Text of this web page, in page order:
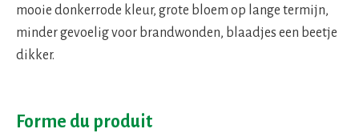
mooie donkerrode kleur, grote bloem op lange termijn,
minder gevoelig voor brandwonden, blaadjes een beetje
dikker.
Forme du produit